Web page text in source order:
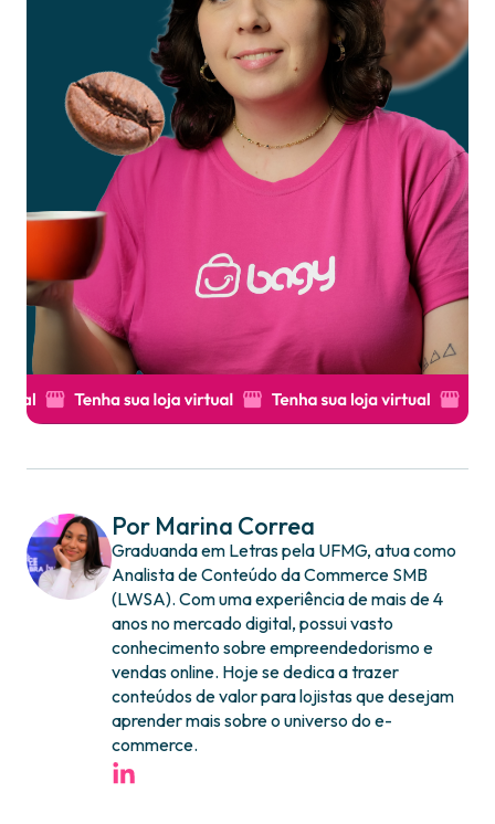
Por Marina Correa
Graduanda em Letras pela UFMG, atua como
Analista de Conteúdo da Commerce SMB
(LWSA). Com uma experiência de mais de 4
anos no mercado digital, possui vasto
conhecimento sobre empreendedorismo e
vendas online. Hoje se dedica a trazer
conteúdos de valor para lojistas que desejam
aprender mais sobre o universo do e-
commerce.